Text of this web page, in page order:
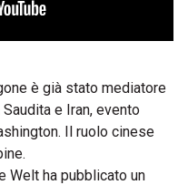
è già stato mediatore
e Iran, evento
Il ruolo cinese
Welt ha pubblicato un